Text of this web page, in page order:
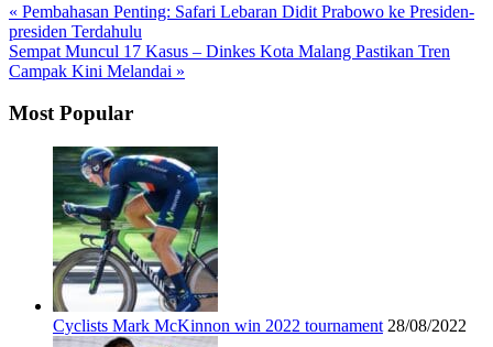
« Pembahasan Penting: Safari Lebaran Didit Prabowo ke Presiden-
presiden Terdahulu
Sempat Muncul 17 Kasus – Dinkes Kota Malang Pastikan Tren
Campak Kini Melandai »
Most Popular
Cyclists Mark McKinnon win 2022 tournament 28/08/2022